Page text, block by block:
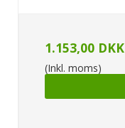
1.153,00 DKK
(Inkl. moms)